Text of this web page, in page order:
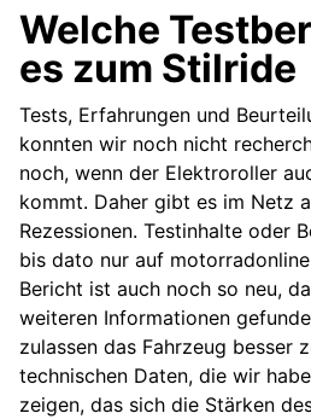
Welche
es zum Stilride
Tests, Erfahrungen und
konnten wir noch nicht
noch, wenn der Elektroroller
kommt. Daher gibt es im Netz
Rezessionen. Testinhalte oder
bis dato nur auf
Bericht ist auch noch so neu,
weiteren Informationen
zulassen das Fahrzeug besser
technischen Daten, die wir
zeigen, das sich die Stärken